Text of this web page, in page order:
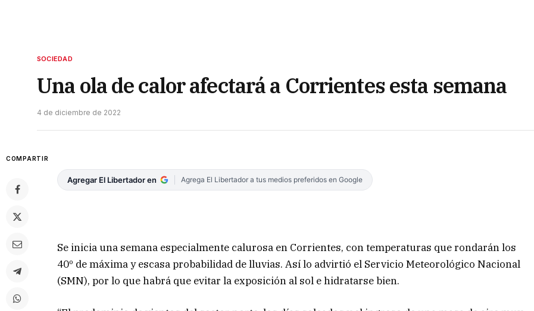
SOCIEDAD
Una ola de calor afectará a Corrientes esta semana
4 de diciembre de 2022
COMPARTIR
Agregar El Libertador en Agrega El Libertador a tus medios preferidos en Google
Se inicia una semana especialmente calurosa en Corrientes, con temperaturas que rondarán los
40º de máxima y escasa probabilidad de lluvias. Así lo advirtió el Servicio Meteorológico Nacional
(SMN), por lo que habrá que evitar la exposición al sol e hidratarse bien.